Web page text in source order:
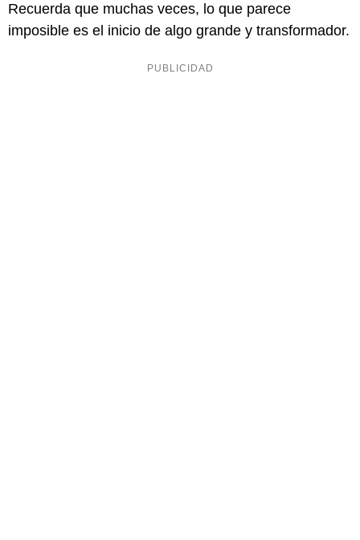
Recuerda que muchas veces, lo que parece
imposible es el inicio de algo grande y transformador.